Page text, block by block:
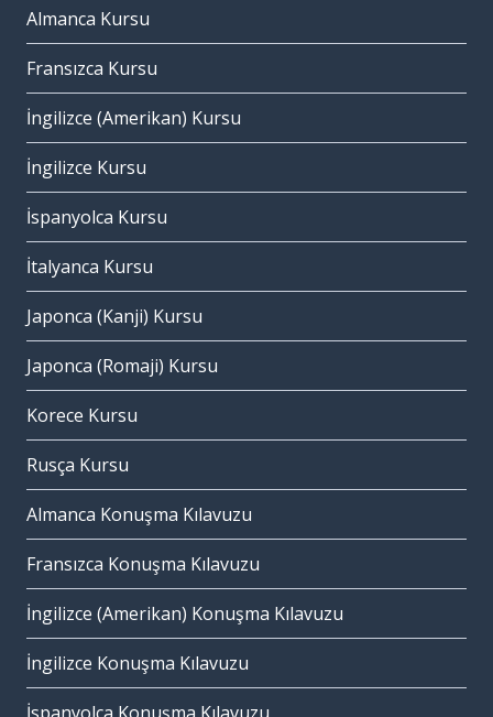
Almanca Kursu
Fransızca Kursu
İngilizce (Amerikan) Kursu
İngilizce Kursu
İspanyolca Kursu
İtalyanca Kursu
Japonca (Kanji) Kursu
Japonca (Romaji) Kursu
Korece Kursu
Rusça Kursu
Almanca Konuşma Kılavuzu
Fransızca Konuşma Kılavuzu
İngilizce (Amerikan) Konuşma Kılavuzu
İngilizce Konuşma Kılavuzu